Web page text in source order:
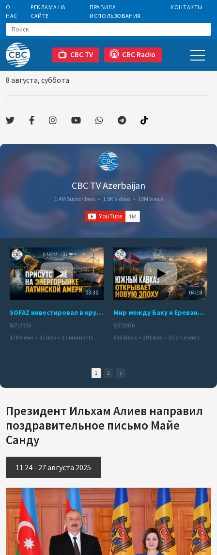
О
НАС
РЕКЛАМА НА
САЙТЕ
ПРАВИЛА
ИСПОЛЬЗОВАНИЯ
КОНТАКТЫ
CBC TV CBC Radio
8 августа, суббота
CBC TV Azerbaijan
1.4M Subscribers • 1.8K Videos • 15M Views
03:30
SOFAZ инвестировал в крупнейшего независимого производителя электроэнергии Перу
8/7/2026
179 Views • 8 Likes • 2 Comments
04:18
Мир между Баку и Ереваном запускает крупные логистические проекты
8/7/2026
696 Views • 29 Likes • 5 Comments
1 2
Президент Ильхам Алиев направил
поздравительное письмо Майе
Санду
11:24 - 27 августа 2025